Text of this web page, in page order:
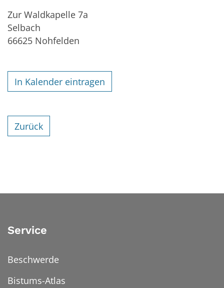
Zur Waldkapelle 7a
Selbach
66625 Nohfelden
In Kalender eintragen
Zurück
Service
Beschwerde
Bistums-Atlas